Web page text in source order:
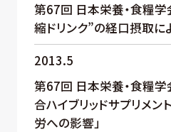
第67回 日本栄養・食糧学
縮ドリンク”の経口摂取に
2013.5
第67回 日本栄養・食糧学
合ハイブリッドサプリメ
労への影響」